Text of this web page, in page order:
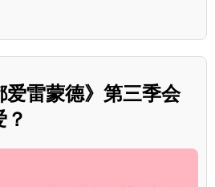
爱雷蒙德》第三季会